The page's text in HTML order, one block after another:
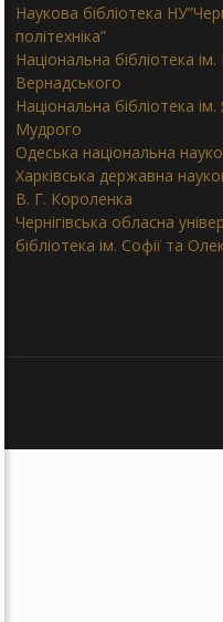
Наукова бібліотека
політехніка”
Національна бібліотека ім.
Вернадського
Національна бібліотека
Мудрого
Одеська національна
Харківська державна
В. Г. Короленка
Чернігівська обласна
бібліотека ім. Софії та